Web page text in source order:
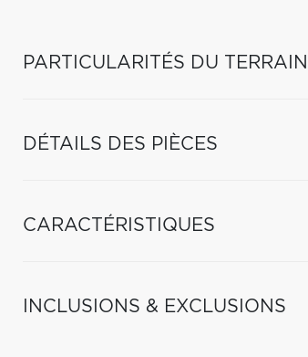
PARTICULARITÉS DU TERRAIN
DÉTAILS DES PIÈCES
CARACTÉRISTIQUES
INCLUSIONS & EXCLUSIONS